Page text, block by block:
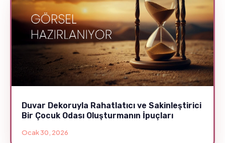
Duvar Dekoruyla Rahatlatıcı ve Sakinleştirici
Bir Çocuk Odası Oluşturmanın İpuçları
Ocak 30, 2026